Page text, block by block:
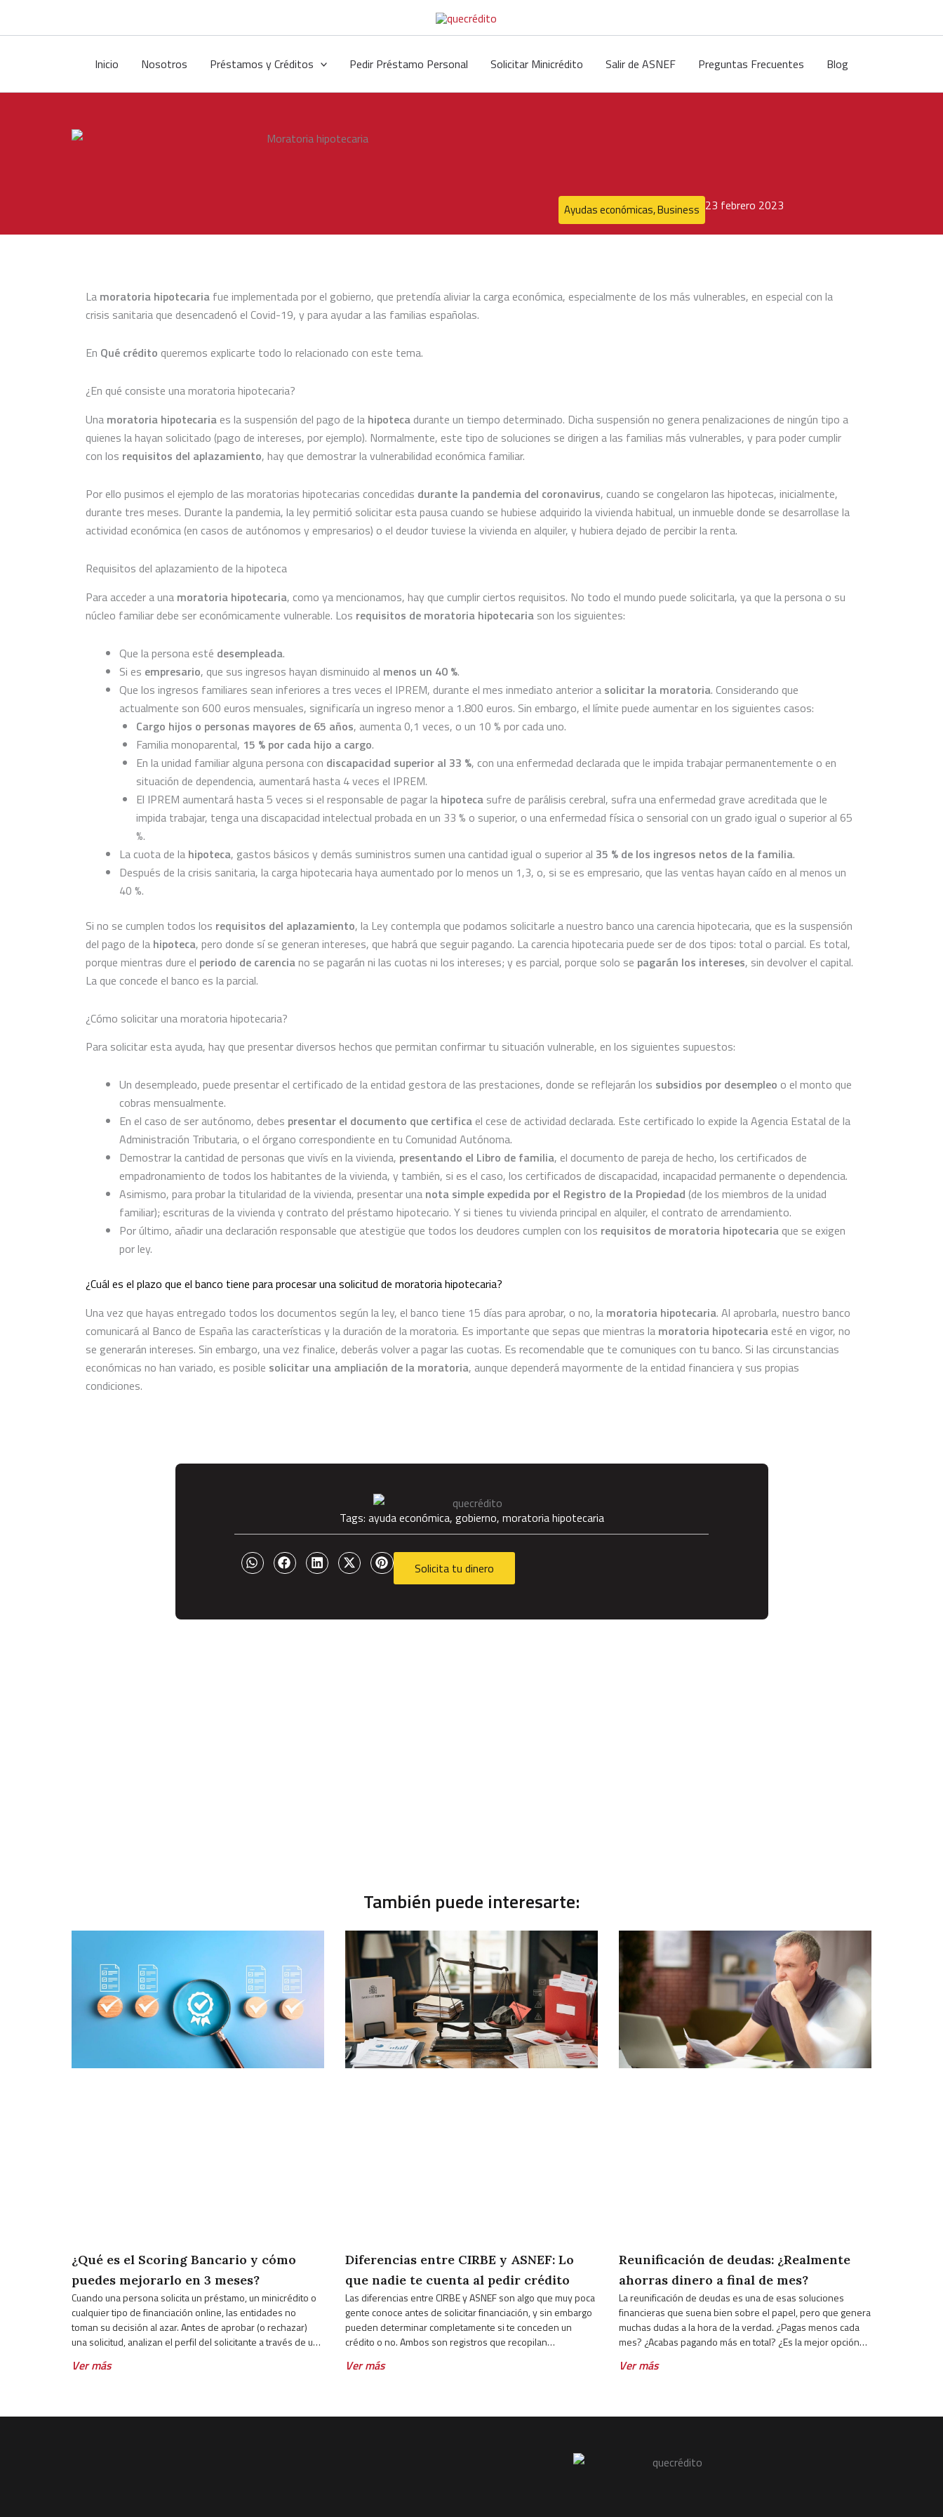
Inicio
Nosotros Préstamos y Créditos Pedir Préstamo Personal Solicitar Minicrédito Salir de ASNEF Preguntas Frecuentes Blog
Ayudas económicas,Business 23 febrero 2023
La moratoria hipotecaria fue implementada por el gobierno, que pretendía aliviar la carga económica, especialmente de los más vulnerables, en especial con la
crisis sanitaria que desencadenó el Covid-19, y para ayudar a las familias españolas.
En Qué crédito queremos explicarte todo lo relacionado con este tema.
¿En qué consiste una moratoria hipotecaria?
Una moratoria hipotecaria es la suspensión del pago de la hipotecadurante un tiempo determinado. Dicha suspensión no genera penalizaciones de ningún tipo a
quienes la hayan solicitado (pago de intereses, por ejemplo). Normalmente, este tipo de soluciones se dirigen a las familias más vulnerables, y para poder cumplir
con los requisitos del aplazamiento, hay que demostrar la vulnerabilidad económica familiar.
Por ello pusimos el ejemplo de las moratorias hipotecarias concedidas durante la pandemia del coronavirus, cuando se congelaron las hipotecas, inicialmente,
durante tres meses. Durante la pandemia, la ley permitió solicitar esta pausa cuando se hubiese adquirido la vivienda habitual, un inmueble donde se desarrollase la
actividad económica (en casos de autónomos y empresarios) o el deudor tuviese la vivienda en alquiler, y hubiera dejado de percibir la renta.
Requisitos del aplazamiento de la hipoteca
Para acceder a una moratoria hipotecaria, como ya mencionamos, hay que cumplir ciertos requisitos. No todo el mundo puede solicitarla, ya que la persona o su
núcleo familiar debe ser económicamente vulnerable. Los requisitos de moratoria hipotecaria son los siguientes:
Que la persona esté desempleada.
Si es empresario, que sus ingresos hayan disminuido al menos un 40 %.
Que los ingresos familiares sean inferiores a tres veces el IPREM, durante el mes inmediato anterior a solicitar la moratoria. Considerando que
actualmente son 600 euros mensuales, significaría un ingreso menor a 1.800 euros. Sin embargo, el límite puede aumentar en los siguientes casos:
Cargo hijos o personas mayores de 65 años, aumenta 0,1 veces, o un 10 % por cada uno.
Familia monoparental, 15 % por cada hijo a cargo.
En la unidad familiar alguna persona con discapacidad superior al 33 %, con una enfermedad declarada que le impida trabajar permanentemente o en
situación de dependencia, aumentará hasta 4 veces el IPREM.
El IPREM aumentará hasta 5 veces si el responsable de pagar la hipoteca sufre de parálisis cerebral, sufra una enfermedad grave acreditada que le
impida trabajar, tenga una discapacidad intelectual probada en un 33 % o superior, o una enfermedad física o sensorial con un grado igual o superior al 65
%.
La cuota de la hipoteca, gastos básicos y demás suministros sumen una cantidad igual o superior al 35 % de los ingresos netos de la familia.
Después de la crisis sanitaria, la carga hipotecaria haya aumentado por lo menos un 1,3, o, si se es empresario, que las ventas hayan caído en al menos un
40 %.
Si no se cumplen todos los requisitos del aplazamiento, la Ley contempla que podamos solicitarle a nuestro banco una carencia hipotecaria, que es la suspensión
del pago de la hipoteca, pero donde sí se generan intereses, que habrá que seguir pagando. La carencia hipotecaria puede ser de dos tipos: total o parcial. Es total,
porque mientras dure el periodo de carenciano se pagarán ni las cuotas ni los intereses; y es parcial, porque solo se pagarán los intereses, sin devolver el capital.
La que concede el banco es la parcial.
¿Cómo solicitar una moratoria hipotecaria?
Para solicitar esta ayuda, hay que presentar diversos hechos que permitan confirmar tu situación vulnerable, en los siguientes supuestos:
Un desempleado, puede presentar el certificado de la entidad gestora de las prestaciones, donde se reflejarán los subsidios por desempleo o el monto que
cobras mensualmente.
En el caso de ser autónomo, debes presentar el documento que certifica el cese de actividad declarada. Este certificado lo expide la Agencia Estatal de la
Administración Tributaria, o el órgano correspondiente en tu Comunidad Autónoma.
Demostrar la cantidad de personas que vivís en la vivienda, presentando el Libro de familia, el documento de pareja de hecho, los certificados de
empadronamiento de todos los habitantes de la vivienda, y también, si es el caso, los certificados de discapacidad, incapacidad permanente o dependencia.
Asimismo, para probar la titularidad de la vivienda, presentar una nota simple expedida por el Registro de la Propiedad (de los miembros de la unidad
familiar); escrituras de la vivienda y contrato del préstamo hipotecario. Y si tienes tu vivienda principal en alquiler, el contrato de arrendamiento.
Por último, añadir una declaración responsable que atestigüe que todos los deudores cumplen con los requisitos de moratoria hipotecaria que se exigen
por ley.
¿Cuál es el plazo que el banco tiene para procesar una solicitud de moratoria hipotecaria?
Una vez que hayas entregado todos los documentos según la ley, el banco tiene 15 días para aprobar, o no, la moratoria hipotecaria. Al aprobarla, nuestro banco
comunicará al Banco de España las características y la duración de la moratoria. Es importante que sepas que mientras la moratoria hipotecaria esté en vigor, no
se generarán intereses. Sin embargo, una vez finalice, deberás volver a pagar las cuotas. Es recomendable que te comuniques con tu banco. Si las circunstancias
económicas no han variado, es posible solicitar una ampliación de la moratoria, aunque dependerá mayormente de la entidad financiera y sus propias
condiciones.
Tags: ayuda económica, gobierno, moratoria hipotecaria
Solicita tu dinero
También puede interesarte:
¿Qué es el Scoring Bancario y cómo
puedes mejorarlo en 3 meses?
Cuando una persona solicita un préstamo, un minicrédito o
cualquier tipo de financiación online, las entidades no
toman su decisión al azar. Antes de aprobar (o rechazar)
una solicitud, analizan el perfil del solicitante a través de un
personas desconocen cómo funciona ese
Ver más
Diferencias entre CIRBE y ASNEF: Lo
que nadie te cuenta al pedir crédito
Las diferencias entre CIRBE y ASNEF son algo que muy poca
gente conoce antes de solicitar financiación, y sin embargo
pueden determinar completamente si te conceden un
crédito o no. Ambos son registros que recopilan
de forma muy distinta, los gestiona quién los
Ver más
Reunificación de deudas: ¿Realmente
ahorras dinero a final de mes?
La reunificación de deudas es una de esas soluciones
financieras que suena bien sobre el papel, pero que genera
muchas dudas a la hora de la verdad. ¿Pagas menos cada
mes? ¿Acabas pagando más en total? ¿Es la mejor opción
Ver más